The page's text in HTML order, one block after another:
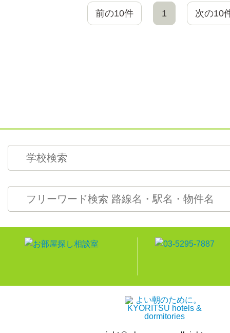
前の10件 1 次の10